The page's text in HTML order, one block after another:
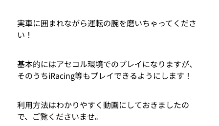
実車に囲まれながら運転の腕を磨いちゃってくださ
い！
基本的にはアセコル環境でのプレイになりますが、
そのうちiRacing等もプレイできるようにします！
利用方法はわかりやすく動画にしておきましたの
で、ご覧くださいませ。